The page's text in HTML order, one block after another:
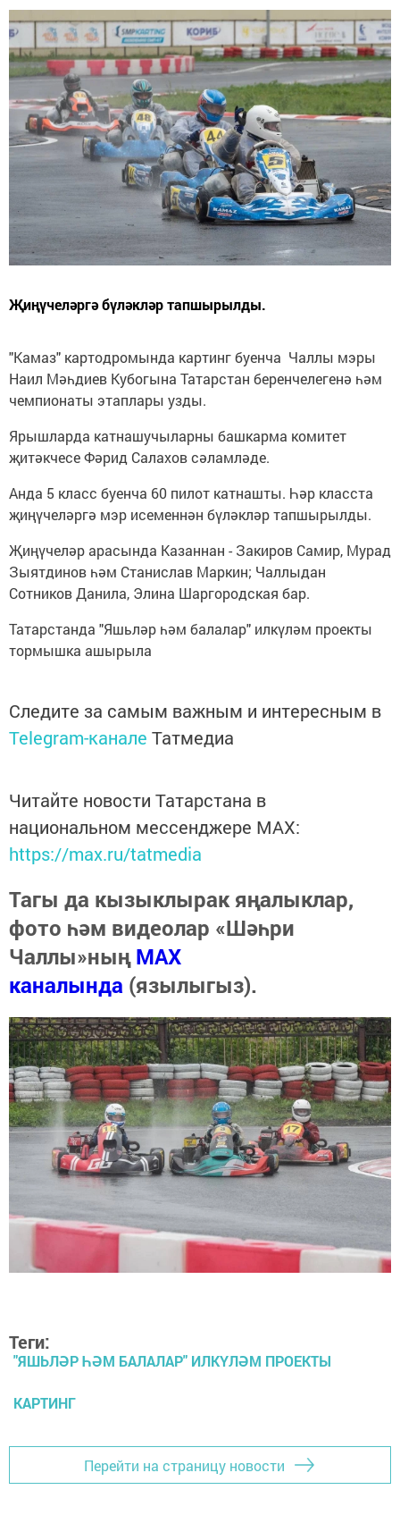
Җиңүчеләргә бүләкләр тапшырылды.
"Камаз" картодромында картинг буенча Чаллы мэры
Наил Мәһдиев Кубогына Татарстан беренчелегенә һәм
чемпионаты этаплары узды.
Ярышларда катнашучыларны башкарма комитет
җитәкчесе Фәрид Салахов сәламләде.
Анда 5 класс буенча 60 пилот катнашты. Һәр класста
җиңүчеләргә мэр исеменнән бүләкләр тапшырылды.
Җиңүчеләр арасында Казаннан - Закиров Самир, Мурад
Зыятдинов һәм Станислав Маркин; Чаллыдан
Сотников Данила, Элина Шаргородская бар.
Татарстанда "Яшьләр һәм балалар" илкүләм проекты
тормышка ашырыла
Следите за самым важным и интересным в
Telegram-канале Татмедиа
Читайте новости Татарстана в
национальном мессенджере MАХ:
https://max.ru/tatmedia
Тагы да кызыклырак яңалыклар,
фото һәм видеолар «Шәһри
Чаллы»ныңMAX
каналында (язылыгыз).
Теги:
"ЯШЬЛӘР ҺӘМ БАЛАЛАР" ИЛКҮЛӘМ ПРОЕКТЫ
КАРТИНГ
Перейти на страницу новости